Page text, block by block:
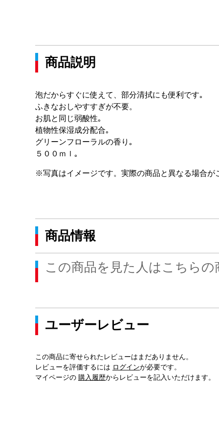
商品説明
泡だからすぐに使えて、部分清拭にも便利です｡
ふきなおしやすすぎが不要。
お肌と同じ弱酸性｡
植物性保湿成分配合｡
グリーンフローラルの香り｡
５００ｍｌ｡
※写真はイメージです。実際の商品と異なる場合が
商品情報
この商品を見た人はこちら
ユーザーレビュー
この商品に寄せられたレビューはまだありません。
レビューを評価するには ログインが必要です。
マイページの 購入履歴からレビューを記入いただけます。